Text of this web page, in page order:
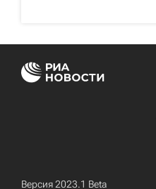
Версия 2023.1 Beta